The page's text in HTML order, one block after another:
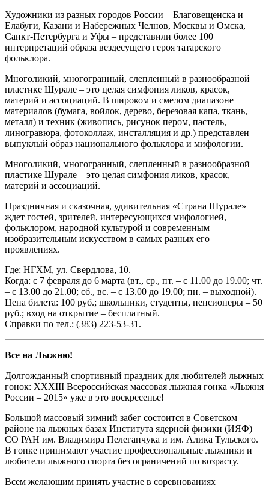
Художники из разных городов России – Благовещенска и
Елабуги, Казани и Набережных Челнов, Москвы и Омска,
Санкт-Петербурга и Уфы – представили более 100
интерпретаций образа вездесущего героя татарского
фольклора.
Многоликий, многогранный, слепленный в разнообразной
пластике Шурале – это целая симфония ликов, красок,
материй и ассоциаций. В широком и смелом диапазоне
материалов (бумага, войлок, дерево, березовая капа, ткань,
металл) и техник (живопись, рисунок пером, пастель,
линогравюра, фотоколлаж, инсталляция и др.) представлен
выпуклый образ национального фольклора и мифологии.
Многоликий, многогранный, слепленный в разнообразной
пластике Шурале – это целая симфония ликов, красок,
материй и ассоциаций.
Праздничная и сказочная, удивительная «Страна Шурале»
ждет гостей, зрителей, интересующихся мифологией,
фольклором, народной культурой и современным
изобразительным искусством в самых разных его
проявлениях.
Где: НГХМ, ул. Свердлова, 10.
Когда: с 7 февраля до 6 марта (вт., ср., пт. – с 11.00 до 19.00; чт.
– с 13.00 до 21.00; сб., вс. – с 13.00 до 19.00; пн. – выходной).
Цена билета: 100 руб.; школьники, студенты, пенсионеры – 50
руб.; вход на открытие – бесплатный.
Справки по тел.: (383) 223-53-31.
Все на Лыжню!
Долгожданный спортивный праздник для любителей лыжных
гонок: XXXIII Всероссийская массовая лыжная гонка «Лыжня
России – 2015» уже в это воскресенье!
Большой массовый зимний забег состоится в Советском
районе на лыжных базах Института ядерной физики (ИЯФ)
СО РАН им. Владимира Пелеганчука и им. Алика Тульского.
В гонке принимают участие профессиональные лыжники и
любители лыжного спорта без ограничений по возрасту.
Всем желающим принять участие в соревнованиях